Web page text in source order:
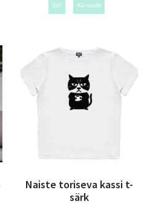
Vali Kiirvaade
Naiste toriseva kassi t-
särk